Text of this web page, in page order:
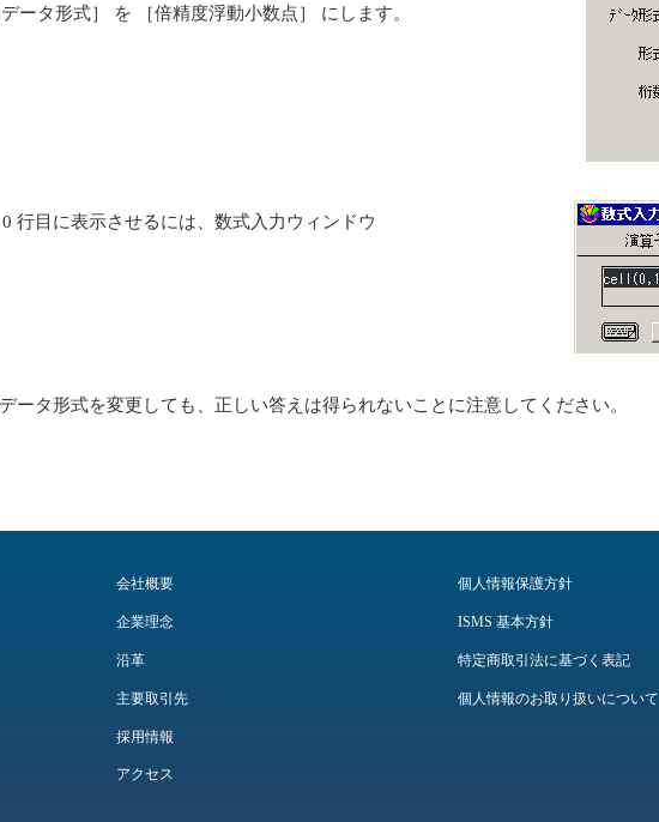
ータ形式］ を ［倍精度浮動小数点］ にします。
行目に表示させるには、数式入力ウィンドウ
ータ形式を変更しても、正しい答えは得られないことに注意してください。
会社概要
企業理念
沿革
主要取引先
採用情報
アクセス
個人情報保護方針
ISMS 基本方針
特定商取引法に基づく表記
個人情報のお取り扱いについて